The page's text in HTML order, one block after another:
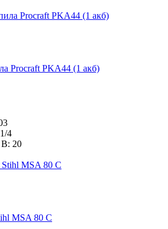
Procraft PKA44 (1 акб)
1/4
В: 20
MSA 80 C